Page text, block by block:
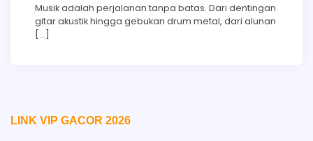
Musik adalah perjalanan tanpa batas. Dari dentingan
gitar akustik hingga gebukan drum metal, dari alunan
[…]
LINK VIP GACOR 2026